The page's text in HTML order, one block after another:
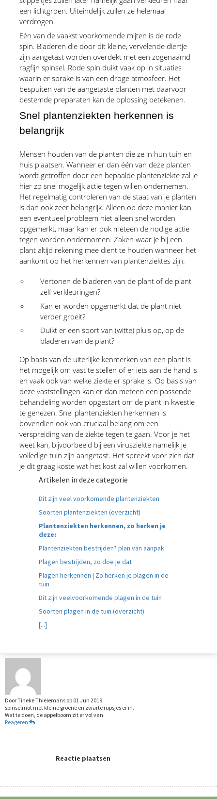
een lichtgroen. Uiteindelijk zullen ze helemaal
verdrogen.
Eén van de vaakst voorkomende mijten is de rode
spin. Bladeren die door dit kleine, vervelende diertje
zijn aangetast worden overdekt met een zogenaamd
ragfijn spinsel. Rode spin duikt vaak op in situaties
waarin er sprake is van een droge atmosfeer. Het
bespuiten van de aangetaste planten met daarvoor
bestemde preparaten kan de oplossing betekenen.
Snel plantenziekten herkennen is
belangrijk
Mensen houden van de planten die ze in hun tuin en
huis plaatsen. Wanneer er dan één van deze planten
wordt getroffen door een bepaalde plantenziekte zal je
hier zo snel mogelijk actie tegen willen ondernemen.
Het regelmatig controleren van de staat van je planten
is dan ook zeer belangrijk. Alleen op deze manier kan
een eventueel probleem niet alleen snel worden
opgemerkt, maar kan er ook meteen de nodige actie
tegen worden ondernomen. Zaken waar je bij een
plant altijd rekening mee dient te houden wanneer het
aankomt op het herkennen van plantenziektes zijn:
Vertonen de bladeren van de plant of de plant
zelf verkleuringen?
Kan er worden opgemerkt dat de plant niet
verder groeit?
Duikt er een soort van (witte) pluis op, op de
bladeren van de plant?
Op basis van de uiterlijke kenmerken van een plant is
het mogelijk om vast te stellen of er iets aan de hand is
en vaak ook van welke ziekte er sprake is. Op basis van
deze vaststellingen kan er dan meteen een passende
behandeling worden opgestart om de plant in kwestie
te genezen. Snel plantenziekten herkennen is
bovendien ook van cruciaal belang om een
verspreiding van de ziekte tegen te gaan. Voor je het
weet kan, bijvoorbeeld bij een virusziekte namelijk je
volledige tuin zijn aangetast. Het spreekt voor zich dat
je dit graag koste wat het kost zal willen voorkomen.
Artikelen in deze categorie
Dit zijn veel voorkomende plantenziekten
Soorten plantenziekten (overzicht)
Plantenziekten herkennen, zo herken je
deze:
Plantenziekten bestrijden? plan van aanpak
Plagen bestrijden, zo doe je dat
Plagen herkennen | Zo herken je plagen in de
tuin
Dit zijn veelvoorkomende plagen in de tuin
Soorten plagen in de tuin (overzicht)
[...]
DoorTineke Thielemans op 01 Jun 2019
spinselmot met kleine groene en zwarte rupsjes er in.
Wat te doen, de appelboom zit er vol van.
Reageren
Reactie plaatsen